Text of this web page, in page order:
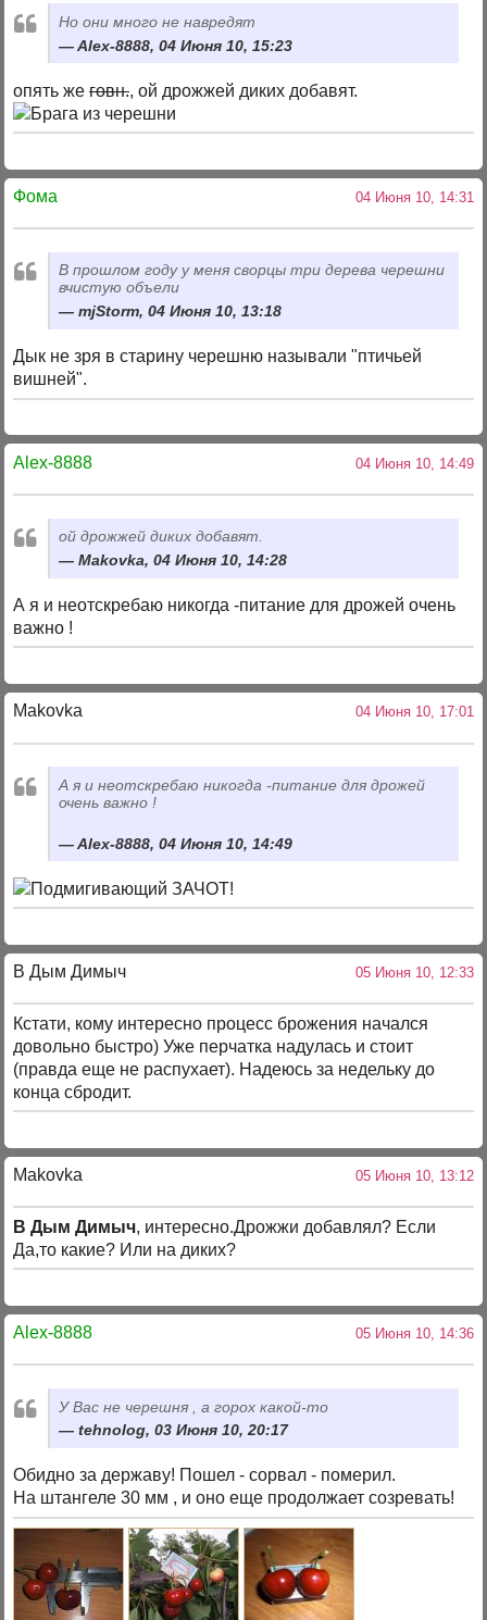
Но они много не навредят
Alex-8888, 04 Июня 10, 15:23
опять жеговн., ой дрожжей диких добавят.
Фома 04 Июня 10, 14:31
В прошлом году у меня сворцы три дерева черешни
вчистую объели
mjStorm, 04 Июня 10, 13:18
Дык не зря в старину черешню называли "птичьей
вишней".
Alex-8888 04 Июня 10, 14:49
ой дрожжей диких добавят.
Makovka, 04 Июня 10, 14:28
А я и неотскребаю никогда -питание для дрожей очень
важно !
Makovka 04 Июня 10, 17:01
А я и неотскребаю никогда -питание для дрожей
очень важно !
Alex-8888, 04 Июня 10, 14:49
ЗАЧОТ!
В Дым Димыч 05 Июня 10, 12:33
Кстати, кому интересно процесс брожения начался
довольно быстро) Уже перчатка надулась и стоит
(правда еще не распухает). Надеюсь за недельку до
конца сбродит.
Makovka 05 Июня 10, 13:12
В Дым Димыч, интересно.Дрожжи добавлял? Если
Да,то какие? Или на диких?
Alex-8888 05 Июня 10, 14:36
У Вас не черешня , а горох какой-то
tehnolog, 03 Июня 10, 20:17
Обидно за державу! Пошел - сорвал - померил.
На штангеле 30 мм , и оно еще продолжает созревать!